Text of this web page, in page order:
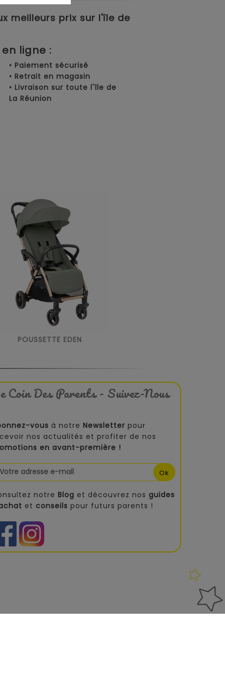
meilleurs prix sur l'île de
ligne :
• Paiement sécurisé
• Retrait en magasin
• Livraison sur toute l'île de
La Réunion
POUSSETTE EDEN
Coin Des Parents - Suivez-Nous
vous à notre Newsletter pour
nos actualités et profiter de nos
en avant-première !
notre Blog et découvrez nos guides
et conseils pour futurs parents !